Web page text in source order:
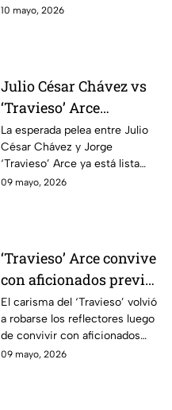
emoción y grandes momentos
10 mayo, 2026
Julio César Chávez vs
‘Travieso’ Arce
cumplen con la
báscula; habrá pelea en
Box Azteca
La esperada pelea entre Julio
César Chávez y Jorge
‘Travieso’ Arce ya está lista
luego de que ambos superaran
09 mayo, 2026
‘Travieso’ Arce convive
con aficionados previo
a su esperado combate
El carisma del ‘Travieso’ volvió
a robarse los reflectores luego
de convivir con aficionados
antes de subir al ring.
09 mayo, 2026